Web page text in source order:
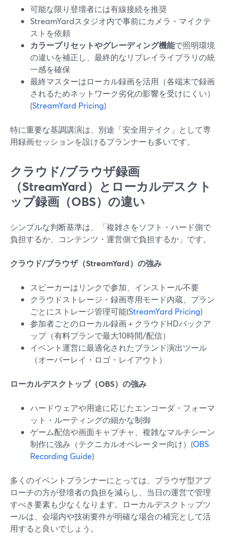
可能な限り登壇者には有線接続を推奨
StreamYardスタジオ内で事前にカメラ・マイクテ
ストを依頼
カラープリセットやグレーディング機能で照明環境
の違いを補正し、最終的なリプレイライブラリの統
一感を確保
最終マスターはローカル録画を活用（各端末で録画
されるためネットワーク劣化の影響を受けにくい）
(StreamYard Pricing)
特に重要な基調講演は、別途「安全用テイク」として専
用録画セッションを設けるプランナーも多いです。
クラウド/ブラウザ録画
（StreamYard）とローカルデスクト
ップ録画（OBS）の違い
シンプルな判断基準は、「複雑さをソフト・ハード側で
負担するか、コンテンツ・運営側で負担するか」です。
クラウド/ブラウザ（StreamYard）の強み
スピーカーはリンクで参加、インストール不要
クラウドストレージ・録画専用モード内蔵、プラン
ごとにストレージ管理可能(StreamYard Pricing)
参加者ごとのローカル録画＋クラウドHDバックア
ップ（有料プランで最大10時間/配信）
イベント運営に最適化されたブランド演出ツール
（オーバーレイ・ロゴ・レイアウト）
ローカルデスクトップ（OBS）の強み
ハードウェアや用途に応じたエンコーダ・フォーマ
ット・ルーティングの細かな制御
ゲーム配信や画面キャプチャ、複雑なマルチシーン
制作に強み（テクニカルオペレーター向け）(OBS
Recording Guide)
多くのイベントプランナーにとっては、ブラウザ型アプ
ローチの方が登壇者の負担を減らし、当日の運営で管理
すべき要素も少なくなります。ローカルデスクトップツ
ールは、会場内や技術要件が明確な場合の補完として活
用すると良いでしょう。